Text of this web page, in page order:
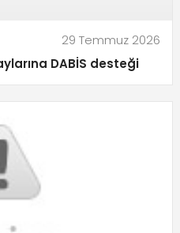
29 Temmuz 2026
DABİS desteği